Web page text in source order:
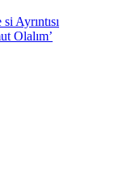
Ayrıntısı
Olalım’